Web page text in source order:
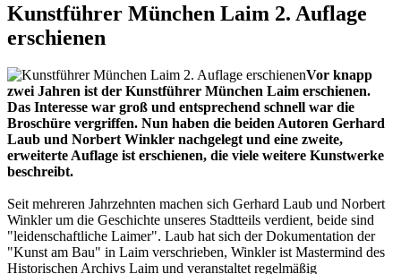
Kunstführer München Laim 2. Auflage
erschienen
Vor knapp
zwei Jahren ist der Kunstführer München Laim erschienen.
Das Interesse war groß und entsprechend schnell war die
Broschüre vergriffen. Nun haben die beiden Autoren Gerhard
Laub und Norbert Winkler nachgelegt und eine zweite,
erweiterte Auflage ist erschienen, die viele weitere Kunstwerke
beschreibt.
Seit mehreren Jahrzehnten machen sich Gerhard Laub und Norbert
Winkler um die Geschichte unseres Stadtteils verdient, beide sind
"leidenschaftliche Laimer". Laub hat sich der Dokumentation der
"Kunst am Bau" in Laim verschrieben, Winkler ist Mastermind des
Historischen Archivs Laim und veranstaltet regelmäßig